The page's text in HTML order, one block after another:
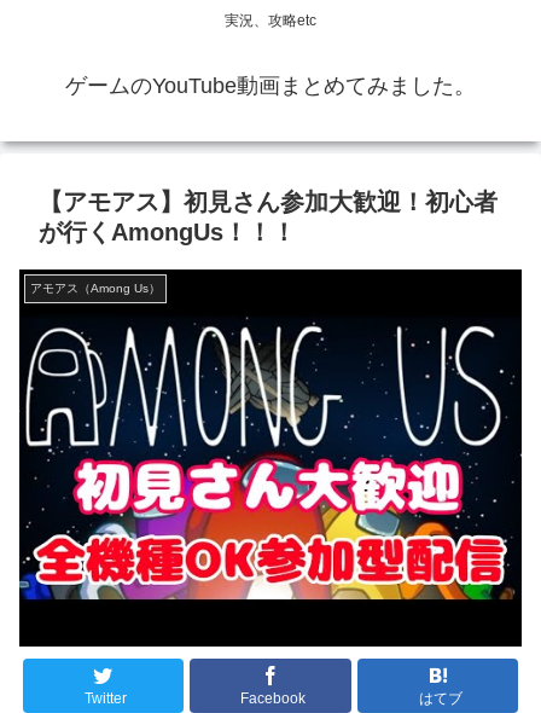
実況、攻略etc
ゲームのYouTube動画まとめてみました。
【アモアス】初見さん参加大歓迎！初心者
が行くAmongUs！！！
アモアス（Among Us）
Twitter Facebook はてブ